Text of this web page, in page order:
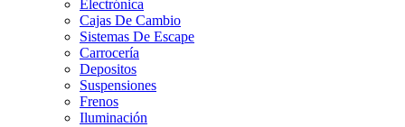
Electrónica
Cajas De Cambio
Sistemas De Escape
Carrocería
Depositos
Suspensiones
Frenos
Iluminación